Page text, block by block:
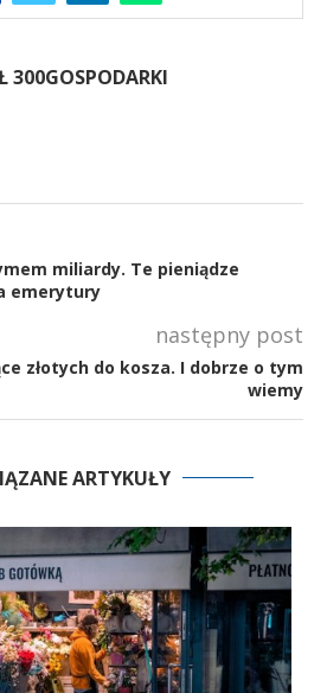
300GOSPODARKI
miliardy. Te pieniądze
emerytury
następny post
złotych do kosza. I dobrze o tym
wiemy
ARTYKUŁY